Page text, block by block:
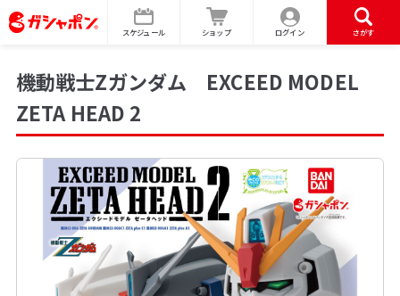
スケジュール ショップ ログイン さがす
機動戦士Zガンダム EXCEED MODEL
ZETA HEAD 2